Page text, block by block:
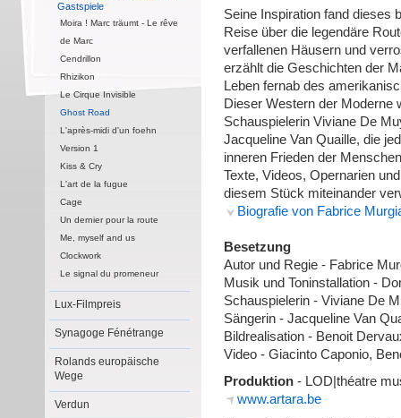
Gastspiele
Moira ! Marc träumt - Le rêve
de Marc
Cendrillon
Rhizikon
Le Cirque Invisible
Ghost Road
L'après-midi d'un foehn
Version 1
Kiss & Cry
L'art de la fugue
Cage
Un dernier pour la route
Me, myself and us
Clockwork
Le signal du promeneur
Lux-Filmpreis
Synagoge Fénétrange
Rolands europäische
Wege
Verdun
Seine Inspiration fand dieses
Reise über die legendäre
verfallenen Häusern und
erzählt die Geschichten der
Leben fernab des
Dieser Western der Moderne
Schauspielerin Viviane De
Jacqueline Van Quaille, die
inneren Frieden der
Texte, Videos, Opernarien
diesem Stück miteinander
Biografie von Fabrice
Besetzung
Autor und Regie - Fabrice
Musik und Toninstallation -
Schauspielerin - Viviane De
Sängerin - Jacqueline Van
Bildrealisation - Benoit
Video - Giacinto Caponio,
Produktion - LOD|théatre
www.artara.be